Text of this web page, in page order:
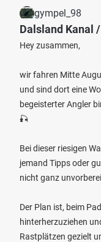
gympel_98
Dalsland Kanal
Hey zusammen,
wir fahren Mitte
und sind dort eine
begeisterter Angler
🎣
Bei dieser riesigen
jemand Tipps oder
nicht ganz
Der Plan ist, beim
hinterherzuziehen
Rastplätzen gezielt